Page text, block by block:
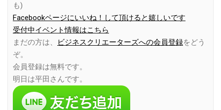
も)
Facebookページにいいね！して頂けると嬉しいです
受付中イベント情報はこちら
まだの方は、
ビジネスクリエーターズへの会員登録をどう
ぞ。
会員登録は無料です。
明日は平田さんです。